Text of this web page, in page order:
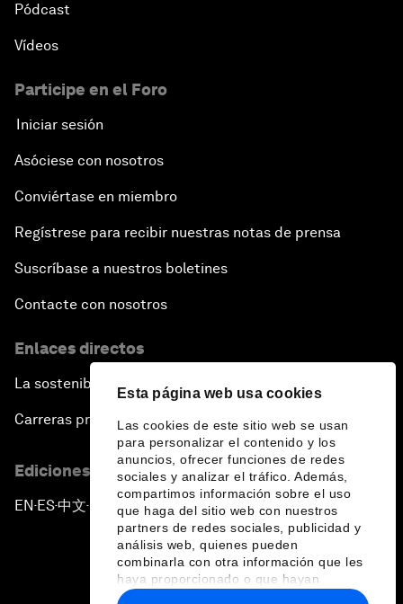
Esta página web usa cookies
Las cookies de este sitio web se usan
para personalizar el contenido y los
anuncios, ofrecer funciones de redes
sociales y analizar el tráfico. Además,
compartimos información sobre el uso
que haga del sitio web con nuestros
partners de redes sociales, publicidad y
análisis web, quienes pueden
combinarla con otra información que les
haya proporcionado o que hayan
recopilado a partir del uso que haya
Pódcast
Vídeos
Participe en el Foro
Iniciar sesión
Asóciese con nosotros
Conviértase en miembro
Regístrese para recibir nuestras notas de prensa
Suscríbase a nuestros boletines
Contacte con nosotros
Enlaces directos
La sostenibilidad en el Foro
Carreras profesionales
Ediciones en otros idiomas
EN ▪ES▪中文▪ 日本語